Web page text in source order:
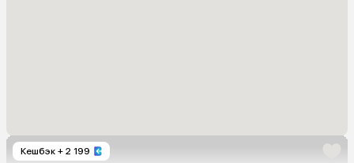
Кешбэк + 2 199